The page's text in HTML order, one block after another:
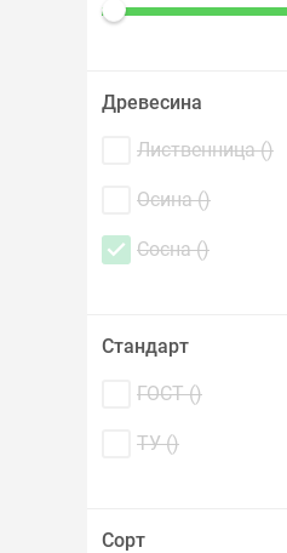
Древесина
Лиственница ()
Осина ()
Сосна ()
Стандарт
ГОСТ ()
ТУ ()
Сорт